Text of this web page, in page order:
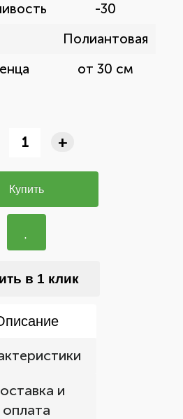
-30
Полиантовая
от 30 см
+
Купить
в 1 клик
и
оплата